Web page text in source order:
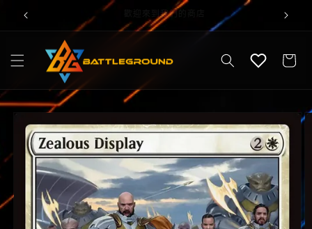
跳至內
容
Welcome to our store
物
品資訊